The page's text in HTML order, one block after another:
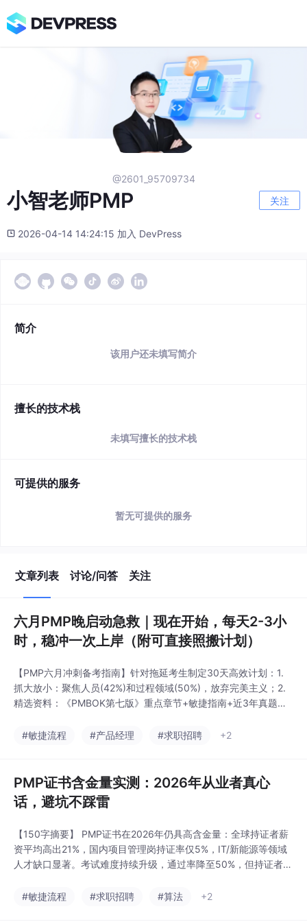
@2601_95709734
小智老师PMP 关注
2026-04-14 14:24:15 加入 DevPress
简介
该用户还未填写简介
擅长的技术栈
未填写擅长的技术栈
可提供的服务
暂无可提供的服务
文章列表 讨论/问答 关注
六月PMP晚启动急救｜现在开始，每天2-3小
时，稳冲一次上岸（附可直接照搬计划）
【PMP六月冲刺备考指南】针对拖延考生制定30天高效计划：1.
抓大放小：聚焦人员(42%)和过程领域(50%)，放弃完美主义；2.
精选资料：《PMBOK第七版》重点章节+敏捷指南+近3年真题；
4. 避坑技巧：错题分类复盘、掌握PMI思维、情景题抓关键词；5.
#敏捷流程 #产品经理 #求职招聘 +2
PMP证书含金量实测：2026年从业者真心
话，避坑不踩雷
【150字摘要】 PMP证书在2026年仍具高含金量：全球持证者薪
资平均高出21%，国内项目管理岗持证率仅5%，IT/新能源等领域
人才缺口显著。考试难度持续升级，通过率降至50%，但持证者可
革将新增AI、可持续发展等内容，建议符合条件者抓住窗口期报
#敏捷流程 #求职招聘 #算法 +2